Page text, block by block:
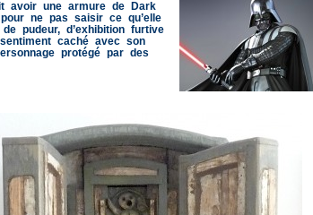
avoir une armure de Dark
ne pas saisir ce qu’elle
pudeur, d’exhibition furtive
caché avec son
protégé par des